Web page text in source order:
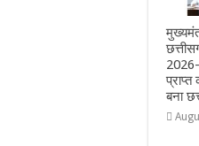
बना